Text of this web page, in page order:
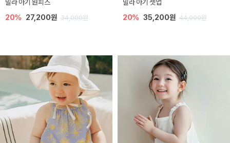
밀라 아기 원피스
20% 27,200원 34,000원
밀라 아기 셋업
20% 35,200원 44,000원